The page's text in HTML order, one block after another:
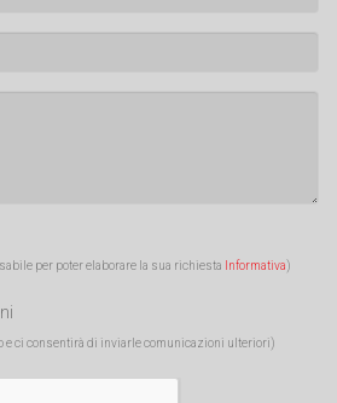
per poter elaborare la sua richiesta Informativa)
e ci consentirà di inviarle comunicazioni ulteriori)